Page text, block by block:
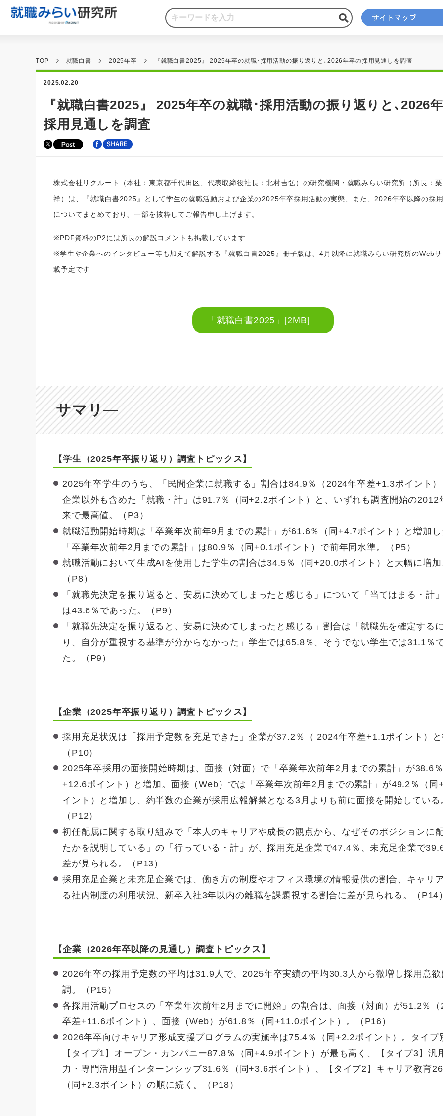
TOP 就職白書 2025年卒 『就職白書2025』 2025年卒の就職･採用活動の振り返りと､2026年卒の採用見通しを調査
2025.02.20
『就職白書2025』 2025年卒の就職･採用活動の振り返りと､2026
採用見通しを調査
株式会社リクルート（本社：東京都千代田区、代表取締役社長：北村吉弘）の研究機関・就職みらい研究所（所長：
祥）は、『就職白書2025』として学生の就職活動および企業の2025年卒採用活動の実態、また、2026年卒以降の採
についてまとめており、一部を抜粋してご報告申し上げます。
※PDF資料のP2には所長の解説コメントも掲載しています
※学生や企業へのインタビュー等も加えて解説する『就職白書2025』冊子版は、4月以降に就職みらい研究所のWeb
載予定です
「就職白書2025」[2MB]
サマリ―
【学生（2025年卒振り返り）調査トピックス】
2025年卒学生のうち、「民間企業に就職する」割合は84.9％（2024年卒差+1.3ポイント
企業以外も含めた「就職・計」は91.7％（同+2.2ポイント）と、いずれも調査開始の2012
来で最高値。（P3）
就職活動開始時期は「卒業年次前年9月までの累計」が61.6％（同+4.7ポイント）と増加
「卒業年次前年2月までの累計」は80.9％（同+0.1ポイント）で前年同水準。（P5）
就職活動において生成AIを使用した学生の割合は34.5％（同+20.0ポイント）と大幅に増加
（P8）
「就職先決定を振り返ると、安易に決めてしまったと感じる」について「当てはまる・計
は43.6％であった。（P9）
「就職先決定を振り返ると、安易に決めてしまったと感じる」割合は「就職先を確定する
り、自分が重視する基準が分からなかった」学生では65.8％、そうでない学生では31.1％
た。（P9）
【企業（2025年卒振り返り）調査トピックス】
採用充足状況は「採用予定数を充足できた」企業が37.2％（ 2024年卒差+1.1ポイント）
（P10）
2025年卒採用の面接開始時期は、面接（対面）で「卒業年次前年2月までの累計」が38.6
+12.6ポイント）と増加。面接（Web）では「卒業年次前年2月までの累計」が49.2％（同
イント）と増加し、約半数の企業が採用広報解禁となる3月よりも前に面接を開始している
（P12）
初任配属に関する取り組みで「本人のキャリアや成長の観点から、なぜそのポジションに
たかを説明している」の「行っている・計」が、採用充足企業で47.4％、未充足企業で
差が見られる。（P13）
採用充足企業と未充足企業では、働き方の制度やオフィス環境の情報提供の割合、キャリ
る社内制度の利用状況、新卒入社3年以内の離職を課題視する割合に差が見られる。（P14
【企業（2026年卒以降の見通し）調査トピックス】
2026年卒の採用予定数の平均は31.9人で、2025年卒実績の平均30.3人から微増し採用意
調。（P15）
各採用活動プロセスの「卒業年次前年2月までに開始」の割合は、面接（対面）が51.2％
卒差+11.6ポイント）、面接（Web）が61.8％（同+11.0ポイント）。（P16）
2026年卒向けキャリア形成支援プログラムの実施率は75.4％（同+2.2ポイント）。タイプ
【タイプ1】オープン・カンパニー87.8％（同+4.9ポイント）が最も高く、【タイプ3】汎
力・専門活用型インターンシップ31.6％（同+3.6ポイント）、【タイプ2】キャリア教育
（同+2.3ポイント）の順に続く。（P18）